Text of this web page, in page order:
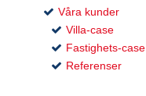
Våra kunder
Villa-case
Fastighets-case
Referenser